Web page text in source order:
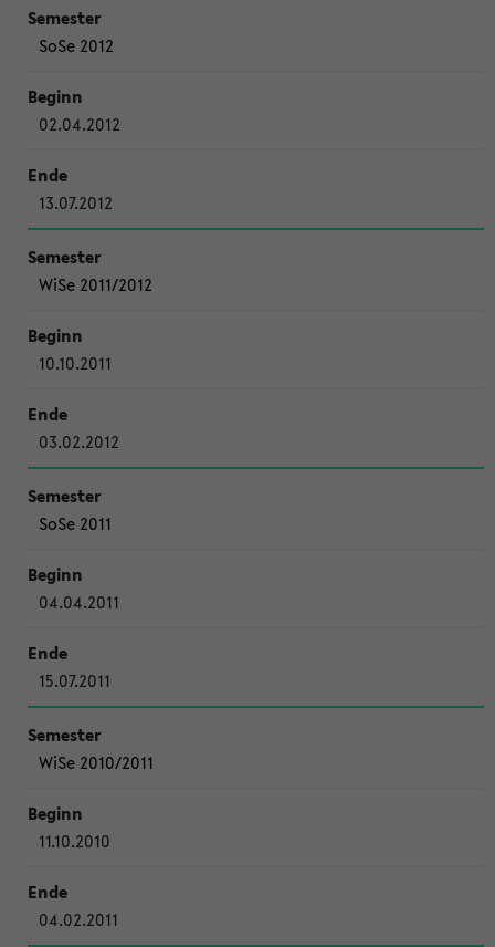
SoSe 2012
02.04.2012
13.07.2012
WiSe 2011/2012
10.10.2011
03.02.2012
SoSe 2011
04.04.2011
15.07.2011
WiSe 2010/2011
11.10.2010
04.02.2011